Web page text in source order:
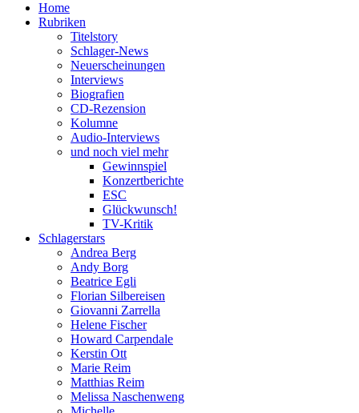
Home
Rubriken
Titelstory
Schlager-News
Neuerscheinungen
Interviews
Biografien
CD-Rezension
Kolumne
Audio-Interviews
und noch viel mehr
Gewinnspiel
Konzertberichte
ESC
Glückwunsch!
TV-Kritik
Schlagerstars
Andrea Berg
Andy Borg
Beatrice Egli
Florian Silbereisen
Giovanni Zarrella
Helene Fischer
Howard Carpendale
Kerstin Ott
Marie Reim
Matthias Reim
Melissa Naschenweng